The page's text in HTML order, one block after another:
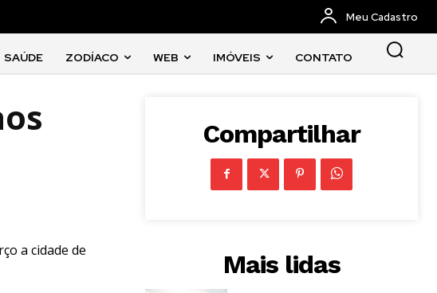
Meu Cadastro
SAÚDE ZODÍACO WEB IMÓVEIS CONTATO
a cidade de
Compartilhar
Mais lidas